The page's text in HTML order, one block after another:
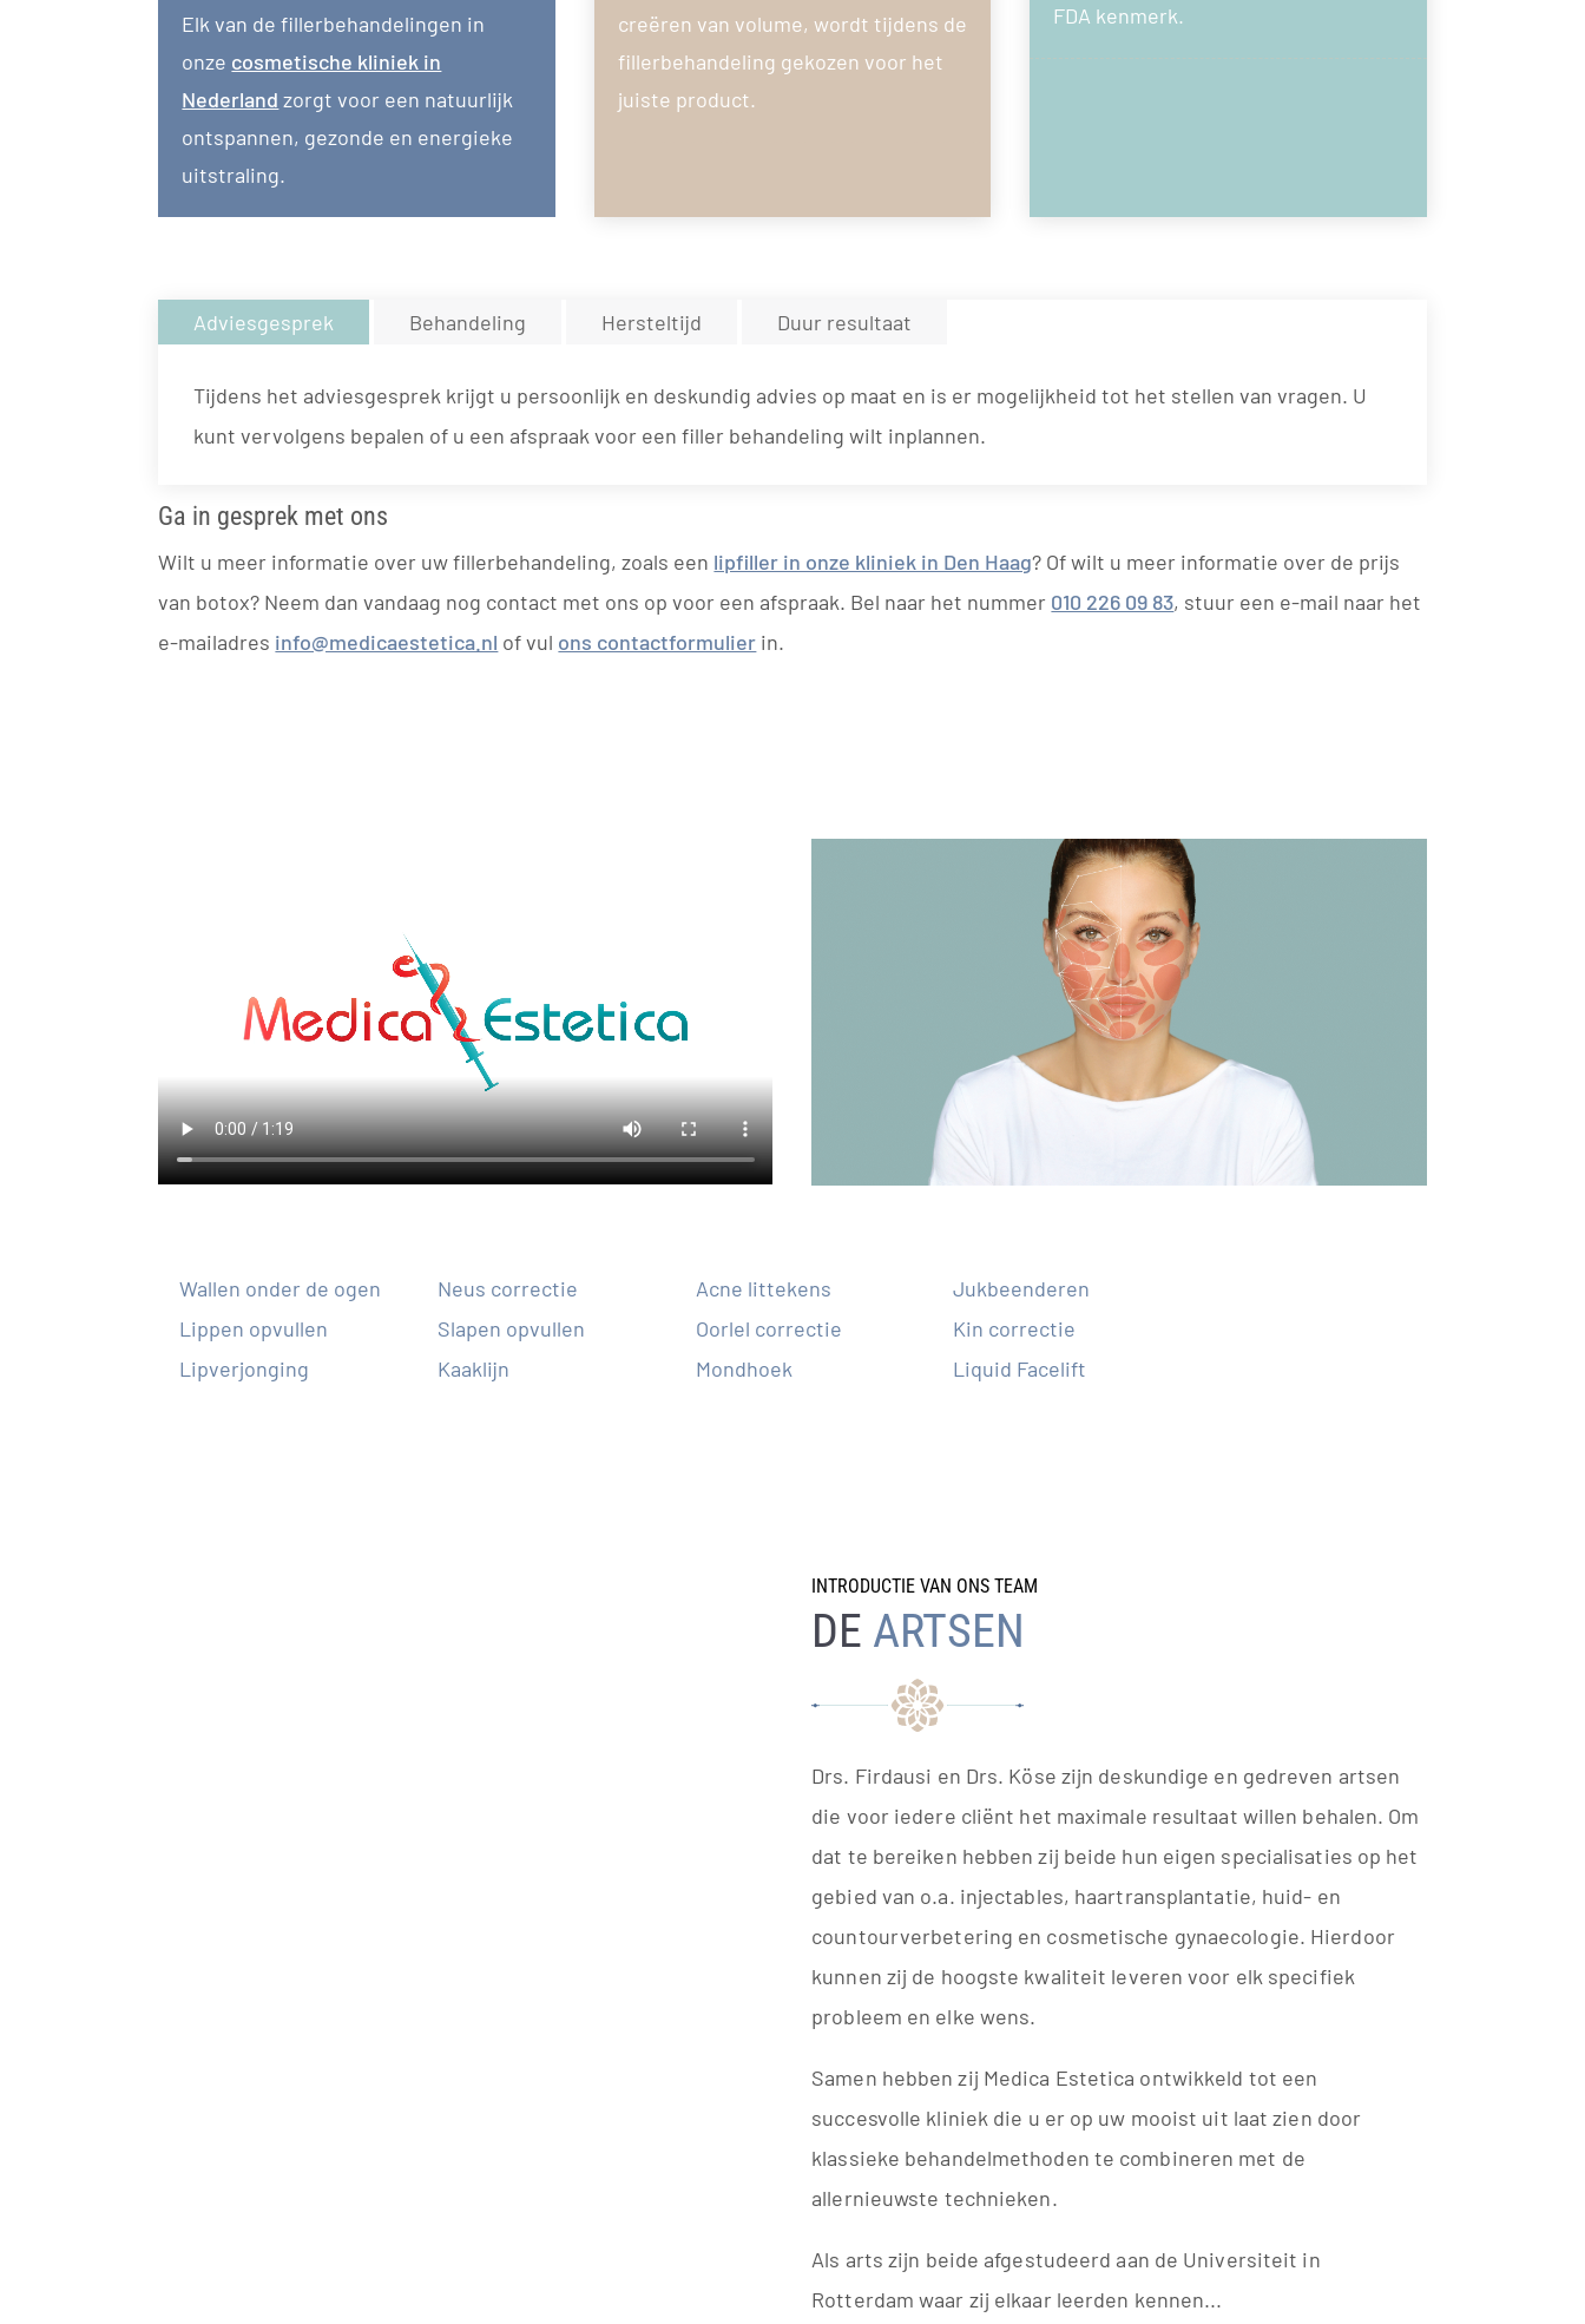
Elk van de fillerbehandelingen in
onze cosmetische kliniek in
Nederland zorgt voor een natuurlijk
ontspannen, gezonde en energieke
uitstraling.
creëren van volume, wordt tijdens de
fillerbehandeling gekozen voor het
juiste product.
FDA kenmerk.
Adviesgesprek Behandeling Hersteltijd Duur resultaat
Tijdens het adviesgesprek krijgt u persoonlijk en deskundig advies op maat en is er mogelijkheid tot het stellen van vragen. U
kunt vervolgens bepalen of u een afspraak voor een filler behandeling wilt inplannen.
Ga in gesprek met ons
Wilt u meer informatie over uw fillerbehandeling, zoals een lipfiller in onze kliniek in Den Haag? Of wilt u meer informatie over de prijs
van botox? Neem dan vandaag nog contact met ons op voor een afspraak. Bel naar het nummer 010 226 09 83, stuur een e-mail naar het
e-mailadres info@medicaestetica.nl of vul ons contactformulier in.
Wallen onder de ogen
Lippen opvullen
Lipverjonging
Neus correctie
Slapen opvullen
Kaaklijn
Acne littekens
Oorlel correctie
Mondhoek
Jukbeenderen
Kin correctie
Liquid Facelift
INTRODUCTIE VAN ONS TEAM
DE ARTSEN
Drs. Firdausi en Drs. Köse zijn deskundige en gedreven artsen
die voor iedere cliënt het maximale resultaat willen behalen. Om
dat te bereiken hebben zij beide hun eigen specialisaties op het
gebied van o.a. injectables, haartransplantatie, huid- en
countourverbetering en cosmetische gynaecologie. Hierdoor
kunnen zij de hoogste kwaliteit leveren voor elk specifiek
probleem en elke wens.
Samen hebben zij Medica Estetica ontwikkeld tot een
succesvolle kliniek die u er op uw mooist uit laat zien door
klassieke behandelmethoden te combineren met de
allernieuwste technieken.
Als arts zijn beide afgestudeerd aan de Universiteit in
Rotterdam waar zij elkaar leerden kennen...